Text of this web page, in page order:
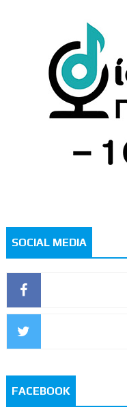
SOCIAL MEDIA
FACEBOOK